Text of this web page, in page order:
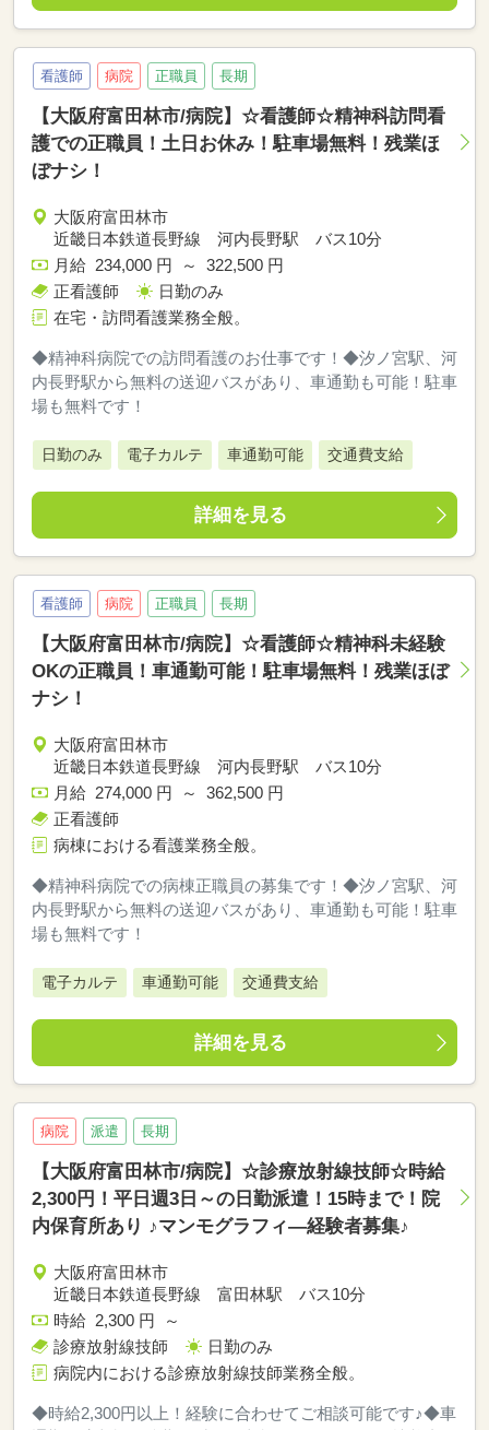
看護師 病院 正職員 長期
【大阪府富田林市/病院】☆看護師☆精神科訪問看
護での正職員！土日お休み！駐車場無料！残業ほ
ぼナシ！
大阪府富田林市
近畿日本鉄道長野線 河内長野駅 バス10分
月給 234,000 円 ～ 322,500 円
正看護師
日勤のみ
在宅・訪問看護業務全般。
◆精神科病院での訪問看護のお仕事です！◆汐ノ宮駅、河
内長野駅から無料の送迎バスがあり、車通勤も可能！駐車
場も無料です！
日勤のみ 電子カルテ 車通勤可能 交通費支給
詳細を見る
看護師 病院 正職員 長期
【大阪府富田林市/病院】☆看護師☆精神科未経験
OKの正職員！車通勤可能！駐車場無料！残業ほぼ
ナシ！
大阪府富田林市
近畿日本鉄道長野線 河内長野駅 バス10分
月給 274,000 円 ～ 362,500 円
正看護師
病棟における看護業務全般。
◆精神科病院での病棟正職員の募集です！◆汐ノ宮駅、河
内長野駅から無料の送迎バスがあり、車通勤も可能！駐車
場も無料です！
電子カルテ 車通勤可能 交通費支給
詳細を見る
病院 派遣 長期
【大阪府富田林市/病院】☆診療放射線技師☆時給
2,300円！平日週3日～の日勤派遣！15時まで！院
内保育所あり ♪マンモグラフィ―経験者募集♪
大阪府富田林市
近畿日本鉄道長野線 富田林駅 バス10分
時給 2,300 円 ～
診療放射線技師
日勤のみ
病院内における診療放射線技師業務全般。
◆時給2,300円以上！経験に合わせてご相談可能です♪◆車